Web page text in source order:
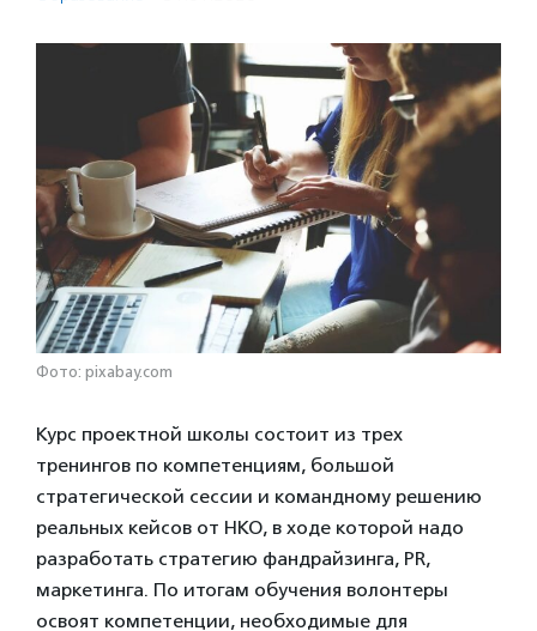
Фото: pixabay.com
Курс проектной школы состоит из трех
тренингов по компетенциям, большой
стратегической сессии и командному решению
реальных кейсов от НКО, в ходе которой надо
разработать стратегию фандрайзинга, PR,
маркетинга. По итогам обучения волонтеры
освоят компетенции, необходимые для